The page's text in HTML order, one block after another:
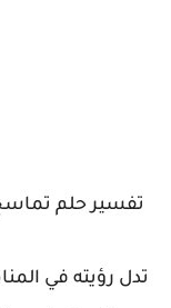
تفسير حلم
تدل رؤيته في